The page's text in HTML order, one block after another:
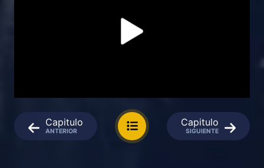
Capitulo
ANTERIOR
Capitulo
SIGUIENTE